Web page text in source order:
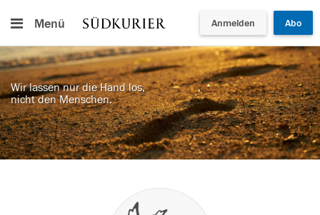
Menü Anmelden Abo
Wir lassen nur die Hand los,
nicht den Menschen.